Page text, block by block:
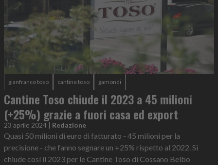
gianfranco toso cantine toso gamondi
Cantine Toso chiude il 2023 a 45 milioni
(+25%) grazie a fuori casa ed export
23 aprile 2024 | Redazione
Quasi 50 milioni di euro di fatturato - 45 milioni per la
precisione - che fanno segnare un +25% rispetto al 2022. Si
chiude così il 2023 per le Cantine Toso di Cossano Belbo